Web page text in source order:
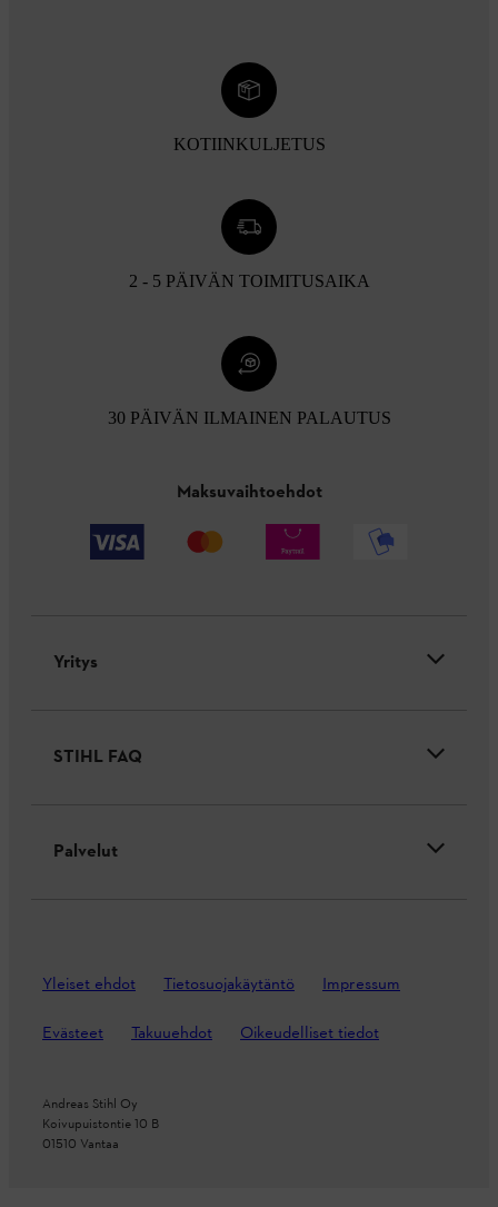
KOTIINKULJETUS
2 - 5 PÄIVÄN TOIMITUSAIKA
30 PÄIVÄN ILMAINEN PALAUTUS
Maksuvaihtoehdot
Yritys
STIHL FAQ
Palvelut
Yleiset ehdot Tietosuojakäytäntö Impressum
Evästeet Takuuehdot Oikeudelliset tiedot
Andreas Stihl Oy
Koivupuistontie 10 B
01510 Vantaa